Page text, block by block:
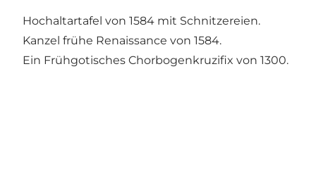
Hochaltartafel von 1584 mit Schnitzereien.
Kanzel frühe Renaissance von 1584.
Ein Frühgotisches Chorbogenkruzifix von 1300.